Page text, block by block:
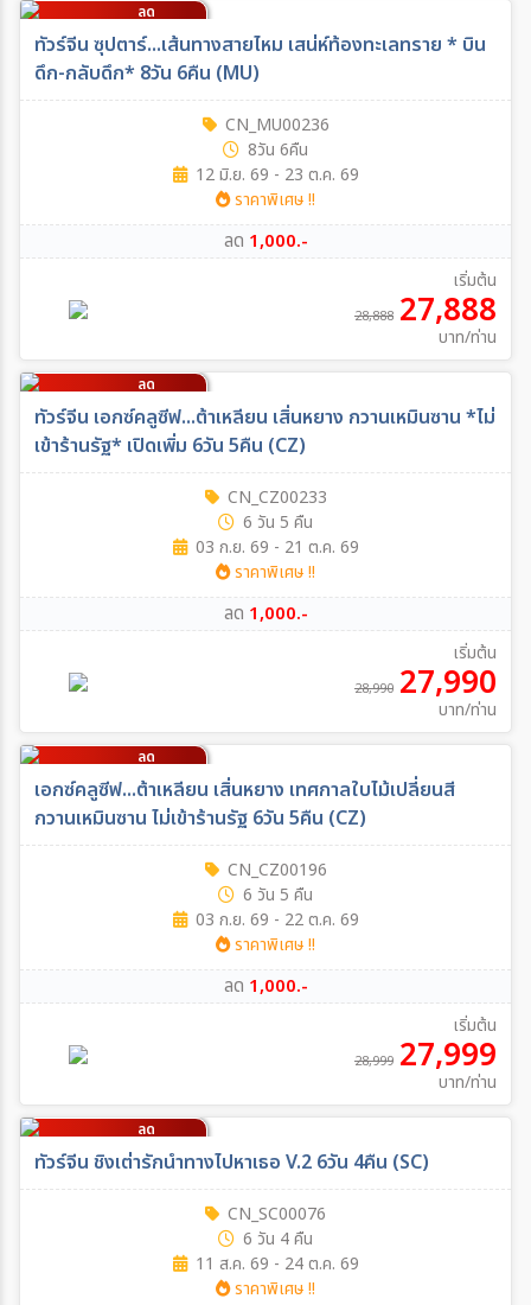
ลด
1,000บาท/ท่าน
ทัวร์จีน ซุปตาร์...เส้นทางสายไหม เสน่ห์ท้องทะเลทราย * บิน
ดึก-กลับดึก* 8วัน 6คืน (MU)
CN_MU00236
8วัน 6คืน
12 มิ.ย. 69 - 23 ต.ค. 69
ราคาพิเศษ !!
ลด 1,000.-
เริ่มต้น
28,888 27,888
บาท/ท่าน
ลด
1,000 บาท/ท่าน
ทัวร์จีน เอกซ์คลูซีฟ...ต้าเหลียน เสิ่นหยาง กวานเหมินซาน *ไม่
เข้าร้านรัฐ* เปิดเพิ่ม 6วัน 5คืน (CZ)
CN_CZ00233
6 วัน 5 คืน
03 ก.ย. 69 - 21 ต.ค. 69
ราคาพิเศษ !!
ลด 1,000.-
เริ่มต้น
28,990 27,990
บาท/ท่าน
ลด
1,000 บาท/ท่าน
เอกซ์คลูซีฟ...ต้าเหลียน เสิ่นหยาง เทศกาลใบไม้เปลี่ยนสี
กวานเหมินซาน ไม่เข้าร้านรัฐ 6วัน 5คืน (CZ)
CN_CZ00196
6 วัน 5 คืน
03 ก.ย. 69 - 22 ต.ค. 69
ราคาพิเศษ !!
ลด 1,000.-
เริ่มต้น
28,999 27,999
บาท/ท่าน
ลด
1,000 บาท/ท่าน
ทัวร์จีน ชิงเต่ารักนำทางไปหาเธอ V.2 6วัน 4คืน (SC)
CN_SC00076
6 วัน 4 คืน
11 ส.ค. 69 - 24 ต.ค. 69
ราคาพิเศษ !!